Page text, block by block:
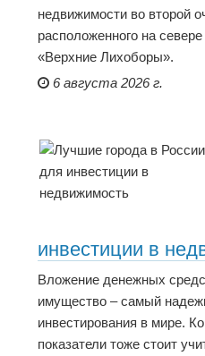
недвижимости во второй
расположенного на
«Верхние Лихоборы».
6 августа 2026 г.
инвестиции в
Вложение денежных
имущество – самый
инвестирования в мире.
показатели тоже стоит